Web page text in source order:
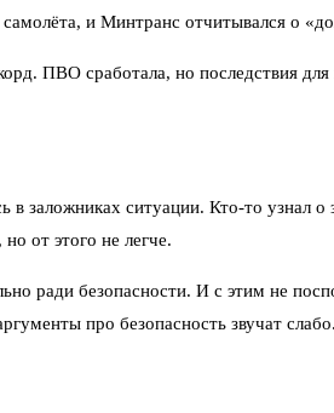
и Минтранс отчитывался о
ПВО сработала, но последствия для
в заложниках ситуации. Кто-то
от этого не легче.
ради безопасности. И с этим не
про безопасность звучат слабо.